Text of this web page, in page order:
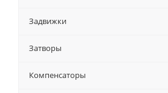
Задвижки
Затворы
Компенсаторы